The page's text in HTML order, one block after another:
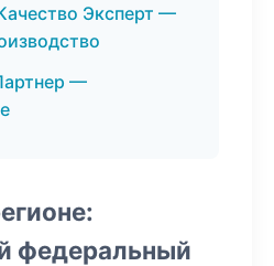
Эксперт —
—
федеральный